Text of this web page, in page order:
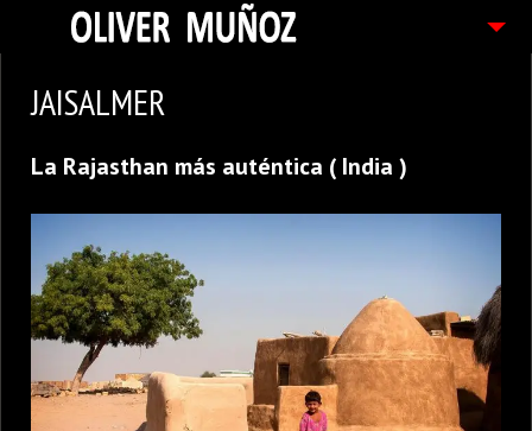
FOTOGRAFIAS
CONTACTO
JAISALMER
La Rajasthan más auténtica ( India )